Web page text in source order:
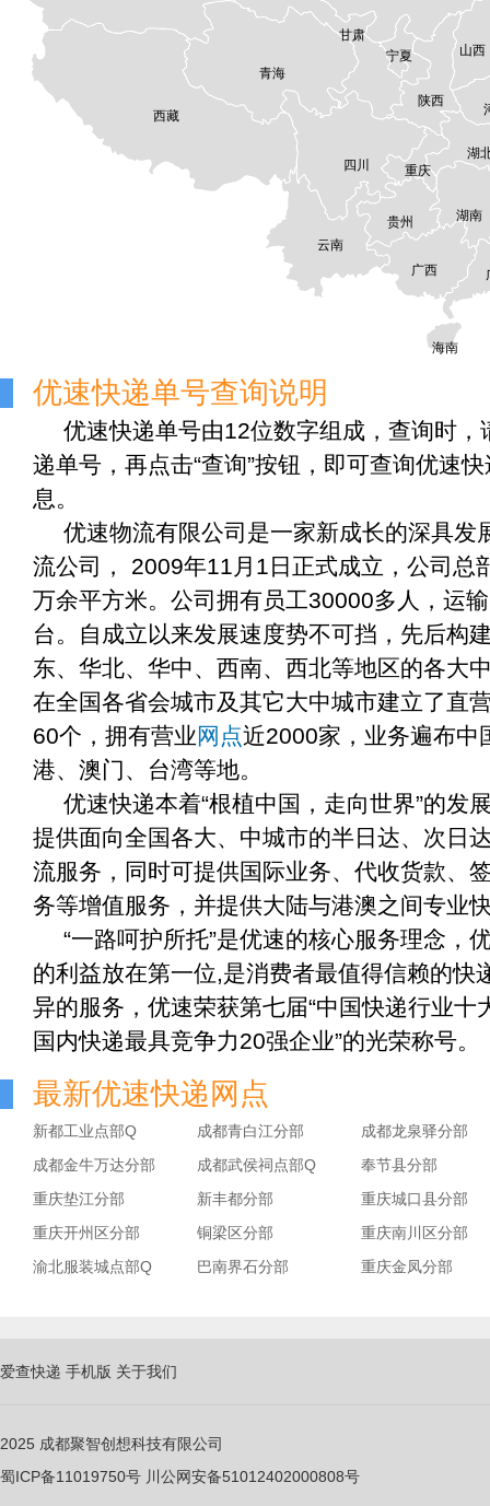
海南
云南
广西
贵州 湖南
四川
西藏
重庆
湖
陕西
青海
山西
甘肃
宁夏
优速快递单号查询说明
优速快递单号由12位数字组成，查询时，
递单号，再点击“查询”按钮，即可查询优速
息。
优速物流有限公司是一家新成长的深具发
流公司， 2009年11月1日正式成立，公司总
万余平方米。公司拥有员工30000多人，运
台。自成立以来发展速度势不可挡，先后构
东、华北、华中、西南、西北等地区的各大
在全国各省会城市及其它大中城市建立了直
60个，拥有营业网点近2000家，业务遍布中
港、澳门、台湾等地。
优速快递本着“根植中国，走向世界”的发
提供面向全国各大、中城市的半日达、次日
流服务，同时可提供国际业务、代收货款、
务等增值服务，并提供大陆与港澳之间专业
“一路呵护所托”是优速的核心服务理念，
的利益放在第一位,是消费者最值得信赖的快
异的服务，优速荣获第七届“中国快递行业十
国内快递最具竞争力20强企业”的光荣称号。
最新优速快递网点
新都工业点部Q 成都青白江分部
成都龙泉驿分部
成都金牛万达分部
成都武侯祠点部Q
奉节县分部
重庆垫江分部
新丰都分部
重庆城口县分部
重庆开州区分部
铜梁区分部
重庆南川区分部
渝北服装城点部Q
巴南界石分部 重庆金凤分部
爱查快递 手机版 关于我们
2025 成都聚智创想科技有限公司
蜀ICP备11019750号 川公网安备51012402000808号